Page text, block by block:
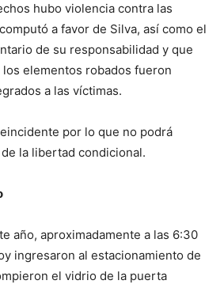
hubo violencia contra las
a favor de Silva, así como el
de su responsabilidad y que
elementos robados fueron
a las víctimas.
por lo que no podrá
la libertad condicional.
año, aproximadamente a las 6:30
ingresaron al estacionamiento de
el vidrio de la puerta